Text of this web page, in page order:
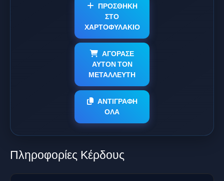
ΠΡΟΣΘΗΚΗ
ΣΤΟ
ΧΑΡΤΟΦΥΛΑΚΙΟ
ΑΓΟΡΑΣΕ
ΑΥΤΟΝ ΤΟΝ
ΜΕΤΑΛΛΕΥΤΗ
ΑΝΤΙΓΡΑΦΗ
ΟΛΑ
Πληροφορίες Κέρδους